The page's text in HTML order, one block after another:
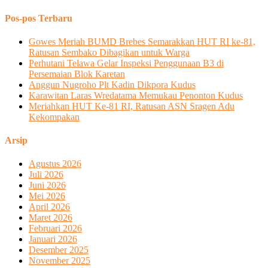
Pos-pos Terbaru
Gowes Meriah BUMD Brebes Semarakkan HUT RI ke-81,
Ratusan Sembako Dibagikan untuk Warga
Perhutani Telawa Gelar Inspeksi Penggunaan B3 di
Persemaian Blok Karetan
Anggun Nugroho Plt Kadin Dikpora Kudus
Karawitan Laras Wredatama Memukau Penonton Kudus
Meriahkan HUT Ke-81 RI, Ratusan ASN Sragen Adu
Kekompakan
Arsip
Agustus 2026
Juli 2026
Juni 2026
Mei 2026
April 2026
Maret 2026
Februari 2026
Januari 2026
Desember 2025
November 2025